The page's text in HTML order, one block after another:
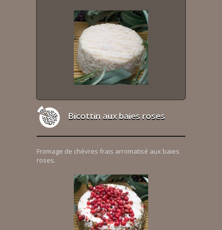
Bicottin aux baies roses
Fromage de chèvres frais arromatisé aux baies
roses.